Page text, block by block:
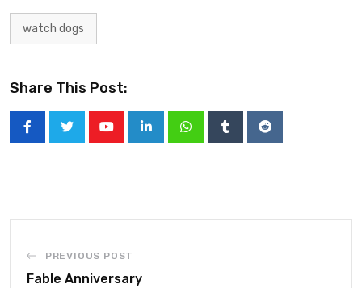
watch dogs
Share This Post:
PREVIOUS POST
Fable Anniversary